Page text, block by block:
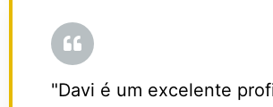
"Davi é um excelente